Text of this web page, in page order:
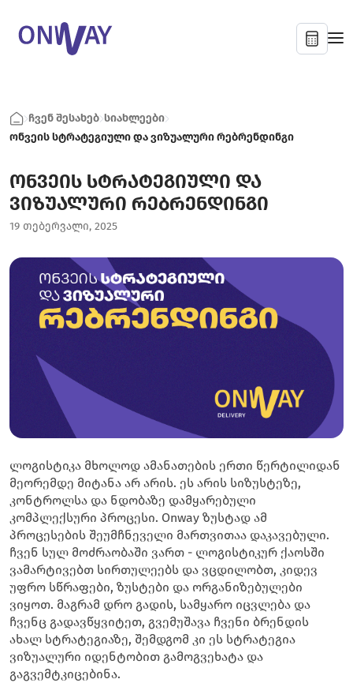
ჩვენ შესახებ სიახლეები
ონვეის სტრატეგიული და ვიზუალური რებრენდინგი
ონვეის სტრატეგიული და
ვიზუალური რებრენდინგი
19 თებერვალი, 2025
ლოგისტიკა მხოლოდ ამანათების ერთი წერტილიდან
მეორემდე მიტანა არ არის. ეს არის სიზუსტეზე,
კონტროლსა და ნდობაზე დამყარებული
კომპლექსური პროცესი. Onway ზუსტად ამ
პროცესების შეუმჩნეველი მართვითაა დაკავებული.
ჩვენ სულ მოძრაობაში ვართ - ლოგისტიკურ ქაოსში
ვამარტივებთ სირთულეებს და ვცდილობთ, კიდევ
უფრო სწრაფები, ზუსტები და ორგანიზებულები
ვიყოთ. მაგრამ დრო გადის, სამყარო იცვლება და
ჩვენც გადავწყვიტეთ, გვემუშავა ჩვენი ბრენდის
ახალ სტრატეგიაზე, შემდგომ კი ეს სტრატეგია
ვიზუალური იდენტობით გამოგვეხატა და
გაგვემტკიცებინა.